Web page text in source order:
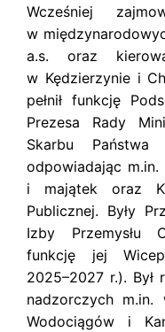
Wcześniej
w
a.s. oraz
w Kędzierzynie i
pełnił funkcję
Prezesa Rady
Skarbu
odpowiadając
i majątek oraz
Publicznej. Były
Izby Przemysłu
funkcję jej
2025–2027 r.). Był
nadzorczych m.in.
Wodociągów i